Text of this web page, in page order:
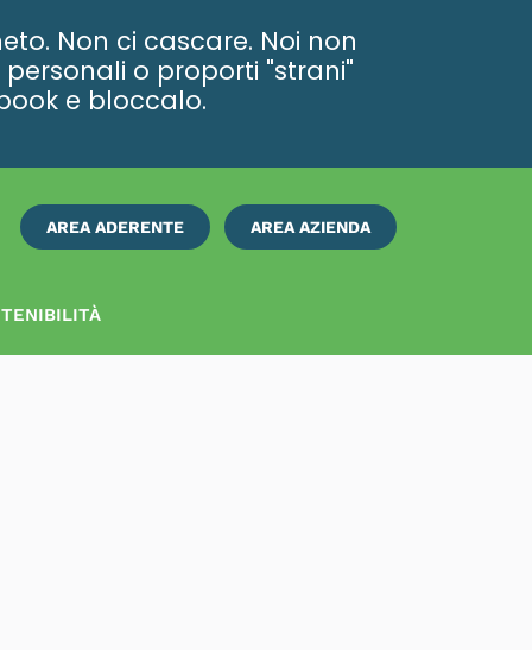
Non ci cascare. Noi non
o proporti "strani"
e bloccalo.
AREA ADERENTE AREA AZIENDA
ISCRIVITI